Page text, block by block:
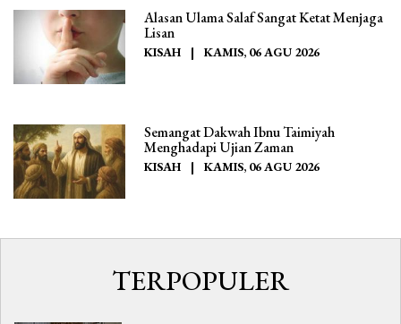
Alasan Ulama Salaf Sangat Ketat Menjaga
Lisan
KISAH | KAMIS, 06 AGU 2026
Semangat Dakwah Ibnu Taimiyah
Menghadapi Ujian Zaman
KISAH | KAMIS, 06 AGU 2026
TERPOPULER